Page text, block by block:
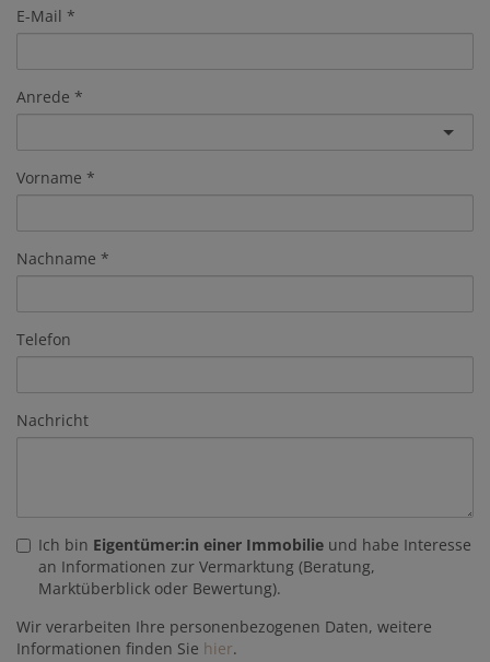
E-Mail
Anrede
Vorname
Nachname
Telefon
Nachricht
Ich bin Eigentümer:in einer Immobilie und habe Interesse
an Informationen zur Vermarktung (Beratung,
Marktüberblick oder Bewertung).
Wir verarbeiten Ihre personenbezogenen Daten, weitere
Informationen finden Sie hier.